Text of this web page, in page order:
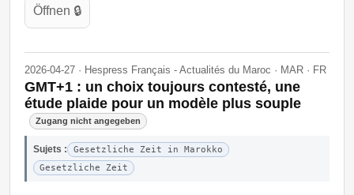
Öffnen 🔒
2026-04-27 · Hespress Français - Actualités du Maroc · MAR · FR
GMT+1 : un choix toujours contesté, une
étude plaide pour un modèle plus souple
Zugang nicht angegeben
Sujets :
Gesetzliche Zeit in Marokko
Gesetzliche Zeit